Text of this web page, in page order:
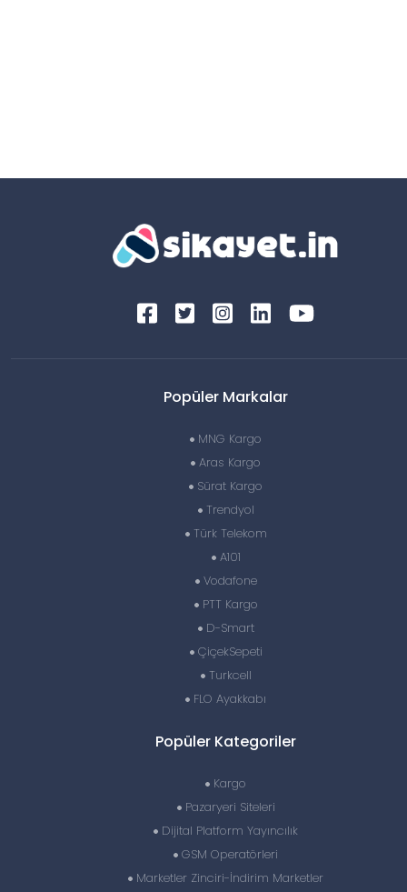
Popüler Markalar
MNG Kargo
Aras Kargo
Sürat Kargo
Trendyol
Türk Telekom
A101
Vodafone
PTT Kargo
D-Smart
ÇiçekSepeti
Turkcell
FLO Ayakkabı
Popüler Kategoriler
Kargo
Pazaryeri Siteleri
Dijital Platform Yayıncılık
GSM Operatörleri
Marketler Zinciri-İndirim Marketler